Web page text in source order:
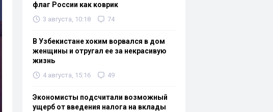
флаг России как коврик
3 августа, 10:18 74
В Узбекистане хоким ворвался в дом
женщины и отругал ее за некрасивую
жизнь
4 августа, 15:16 49
Экономисты подсчитали возможный
ущерб от введения налога на вклады